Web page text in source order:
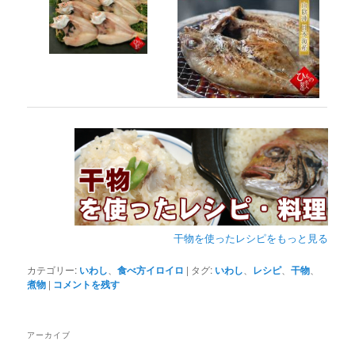
干物を使ったレシピをもっと見る
カテゴリー: いわし 、食べ方イロイロ | タグ: いわし レシピ、干物
煮物 | コメントを残す
アーカイブ